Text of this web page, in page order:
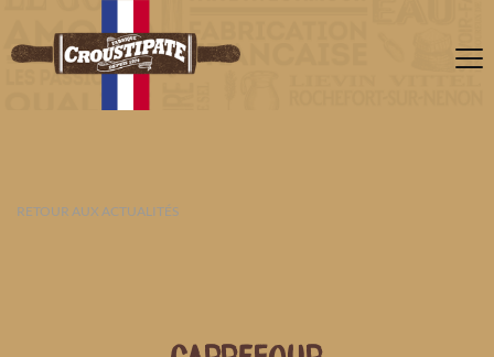
RETOUR AUX ACTUALITÉS